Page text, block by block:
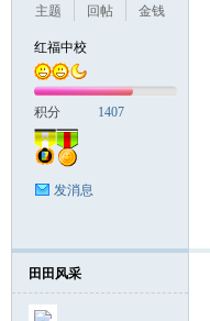
主题
回帖
金钱
红福中校
积分 1407
发消息
田田风采